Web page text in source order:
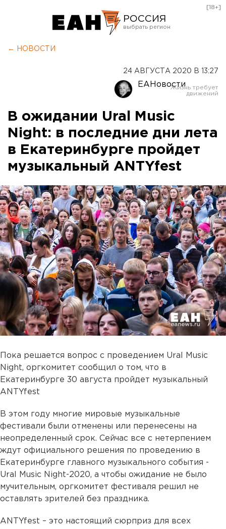
РОССИЯ
Оренбург
[18+]
← НОВОСТИ
24 АВГУСТА 2020 В 13:27
ЕАНовости
В ожидании Ural Music
Night: в последние дни лета
в Екатеринбурге пройдет
музыкальный ANTYfest
Пока решается вопрос с проведением Ural Music
Night, оргкомитет сообщил о том, что в
Екатеринбурге 30 августа пройдет музыкальный
ANTYfest
В этом году многие мировые музыкальные
фестивали были отменены или перенесены на
неопределенный срок. Сейчас все с нетерпением
ждут официального решения по проведению в
Екатеринбурге главного музыкального события -
Ural Music Night-2020, а чтобы ожидание не было
мучительным, оргкомитет фестиваля решил не
оставлять зрителей без праздника.
ANTYfest – это настоящий сюрприз для всех